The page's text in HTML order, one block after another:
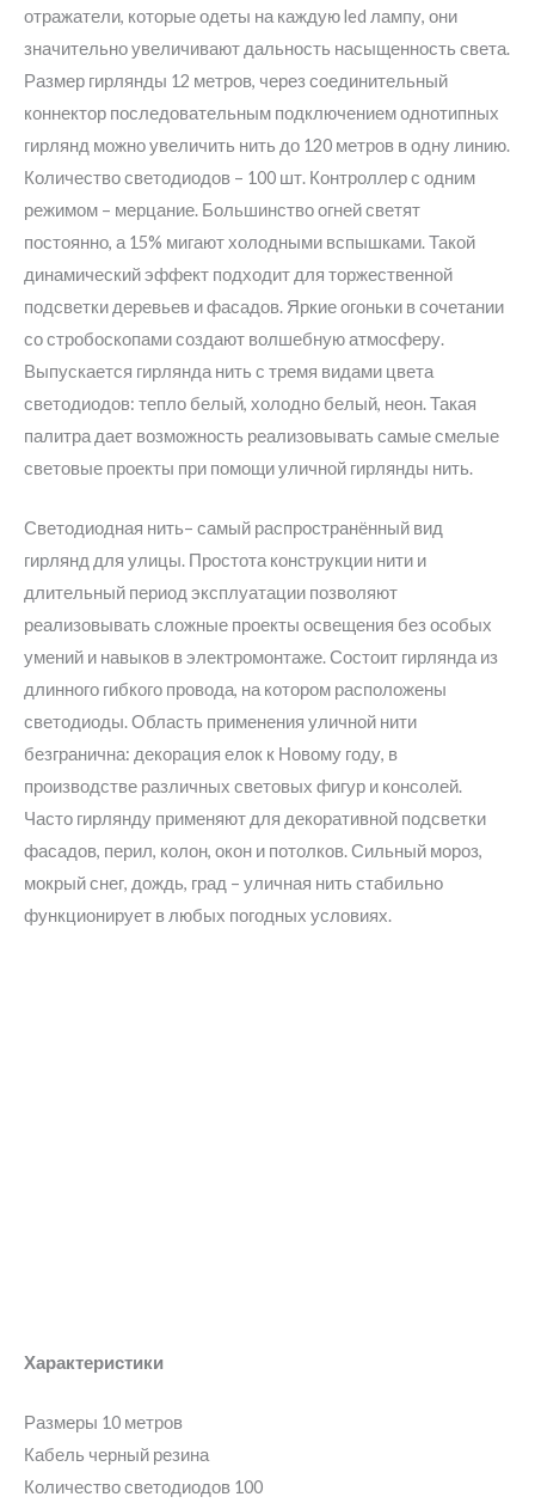
отражатели, которые одеты на каждую led лампу, они
значительно увеличивают дальность насыщенность света.
Размер гирлянды 12 метров, через соединительный
коннектор последовательным подключением однотипных
гирлянд можно увеличить нить до 120 метров в одну линию.
Количество светодиодов – 100 шт. Контроллер с одним
режимом – мерцание. Большинство огней светят
постоянно, а 15% мигают холодными вспышками. Такой
динамический эффект подходит для торжественной
подсветки деревьев и фасадов. Яркие огоньки в сочетании
со стробоскопами создают волшебную атмосферу.
Выпускается гирлянда нить с тремя видами цвета
светодиодов: тепло белый, холодно белый, неон. Такая
палитра дает возможность реализовывать самые смелые
световые проекты при помощи уличной гирлянды нить.
Светодиодная нить– самый распространённый вид
гирлянд для улицы. Простота конструкции нити и
длительный период эксплуатации позволяют
реализовывать сложные проекты освещения без особых
умений и навыков в электромонтаже. Состоит гирлянда из
длинного гибкого провода, на котором расположены
светодиоды. Область применения уличной нити
безгранична: декорация елок к Новому году, в
производстве различных световых фигур и консолей.
Часто гирлянду применяют для декоративной подсветки
фасадов, перил, колон, окон и потолков. Сильный мороз,
мокрый снег, дождь, град – уличная нить стабильно
функционирует в любых погодных условиях.
Характеристики
Размеры 10 метров
Кабель черный резина
Количество светодиодов 100